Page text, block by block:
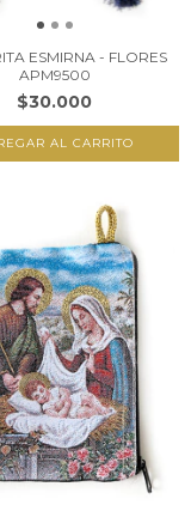
ESMIRNA - FLORES
APM9500
$30.000